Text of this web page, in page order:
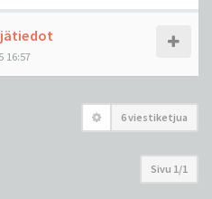
16:57
6 viestiketjua
Sivu 1/1